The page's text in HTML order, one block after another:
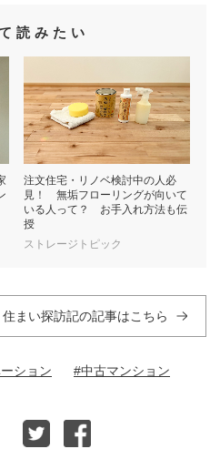
読みたい
注文住宅・リノベ検討中の人必
見！ 無垢フローリングが向いて
いる人って？ お手入れ方法も伝
授
ストレージトピック
まい探訪記の記事はこちら
ション #中古マンション